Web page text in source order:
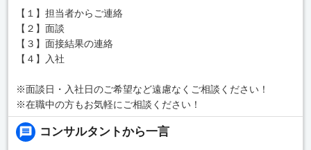
【１】担当者からご連絡
【２】面談
【３】面接結果の連絡
【４】入社
※面談日・入社日のご希望など遠慮なくご相談ください！
※在職中の方もお気軽にご相談ください！
コンサルタントから一言